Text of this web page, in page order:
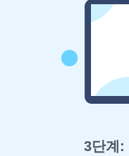
3단계: